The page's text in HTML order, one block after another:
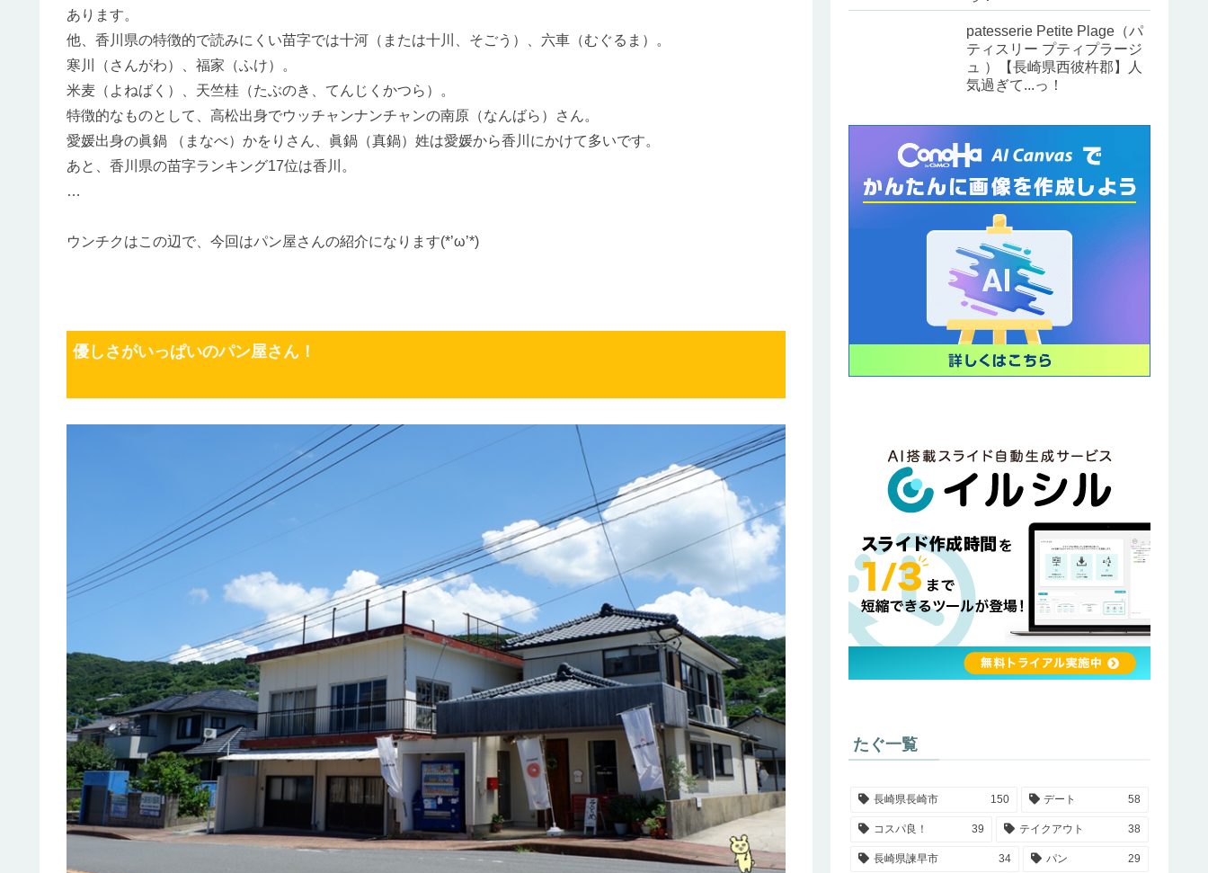
あります。
他、香川県の特徴的で読みにくい苗字では十河（または十川、そごう）、六車（むぐるま）。
寒川（さんがわ）、福家（ふけ）。
米麦（よねばく）、天竺桂（たぶのき、てんじくかつら）。
特徴的なものとして、高松出身でウッチャンナンチャンの南原（なんばら）さん。
愛媛出身の眞鍋 （まなべ）かをりさん、眞鍋（真鍋）姓は愛媛から香川にかけて多いです。
あと、香川県の苗字ランキング17位は香川。
…
ウンチクはこの辺で、今回はパン屋さんの紹介になります(*’ω’*)
優しさがいっぱいのパン屋さん ！
patesserie Petite Plage（パ
ティスリー プティプラージ
ュ ）【長崎県西彼杵郡】人
気過ぎて...っ！
たぐ一覧
長崎県長崎市 150 デート 58
コスパ良！ 39 テイクアウト 38
長崎県諫早市 34 パン 29